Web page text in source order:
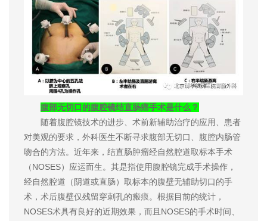
腹部无切口的腹腔镜结直肠癌手术是什么？
随着腹腔镜技术的进步、术前新辅助治疗的应用、患者
对美观的要求，外科医生不断寻求腹部无切口、腹腔内肠管
吻合的方法。近年来，结直肠肿瘤经自然腔道取标本手术
（NOSES）应运而生。其是指使用腹腔镜完成手术操作，
经自然腔道（阴道或直肠）取标本的腹壁无辅助切口的手
术，术后腹壁仅残留穿刺孔的瘢痕。根据目前的统计，
NOSES术具有良好的近期效果，而且NOSES的手术时间、